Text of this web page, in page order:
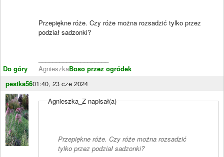
Do góry
Przepiękne róże. Czy róże można rozsadzić tylko przez
podział sadzonki?
AgnieszkaBoso przez ogródek
pestka5601:40, 23 cze 2024
Agnieszka_Z napisał(a)
Przepiękne róże. Czy róże można rozsadzić
tylko przez podział sadzonki?